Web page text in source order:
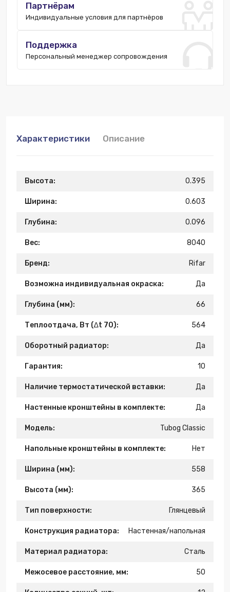
Партнёрам
Индивидуальные условия для партнёров
Поддержка
Персональный менеджер сопровождения
Характеристики Описание
Высота: 0.395
Ширина: 0.603
Глубина: 0.096
Вес: 8040
Бренд: Rifar
Возможна индивидуальная окраска: Да
Глубина (мм): 66
Теплоотдача, Вт (∆t 70): 564
Оборотный радиатор: Да
Гарантия: 10
Наличие термостатической вставки: Да
Настенные кронштейны в комплекте: Да
Модель: Tubog Classic
Напольные кронштейны в комплекте: Нет
Ширина (мм): 558
Высота (мм): 365
Тип поверхности: Глянцевый
Конструкция радиатора: Настенная/напольная
Материал радиатора: Сталь
Межосевое расстояние, мм: 50